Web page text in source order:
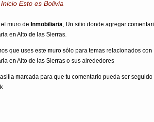
Inicio Esto es Bolivia
el muro de Inmobiliaria, Un sitio donde agregar
en Alto de las Sierras.
que uses este muro sólo para temas relacionados con
en Alto de las Sierras o sus alrededores
marcada para que tu comentario pueda ser seguido